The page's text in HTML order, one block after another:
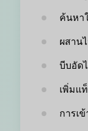
ค้นหา
ผสาน
บีบอัด
เพิ่มแ
การเ